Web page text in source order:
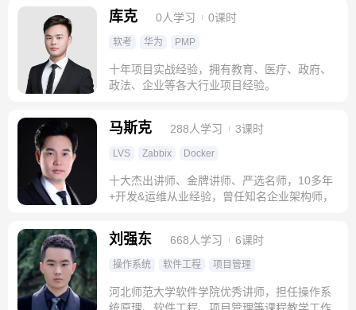
库克 0人学习 0课时
软考 华为 PMP
十年项目实战经验，拥有教育、医疗、政府、
政法、企业等各大行业项目经验。
马斯克 288人学习 3课时
LVS Zabbix Docker
十大杰出讲师、金牌讲师、严选名师，10多年
+开发&运维从业经验，曾任知名企业架构师，
刘强东 668人学习 6课时
操作系统 软件工程 项目管理
河北师范大学软件学院优秀讲师，担任操作系